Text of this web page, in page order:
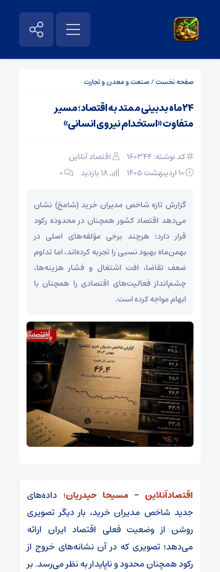
صفحه نخست/صنعت و معدن و تجارت
۲۴ماه بدبینی ممتد به اقتصاد؛ مسیر
متفاوت «استخدام نیروی انسانی»
کد نوشته: 160344
اقتصاد آنلاین
۰
گزارش تازه شاخص مدیران خرید (شامخ) نشان
می‌دهد اقتصاد کشور همچنان در محدوده رکود
قرار دارد؛ هرچند برخی مؤلفه‌های اصلی در
بهمن‌ماه بهبود نسبی را تجربه کرده‌اند، اما تداوم
ضعف تقاضا، افت اشتغال و فشار هزینه‌ها،
چشم‌انداز فعالیت‌های اقتصادی را همچنان با
ابهام مواجه کرده است.
اقتصادآنلاین – مسیحا حیدریان؛ داده‌های
جدید شاخص مدیران خرید، بار دیگر تصویری
روشن از وضعیت فعلی اقتصاد ایران ارائه
می‌دهد؛ تصویری که در آن نشانه‌های خروج از
رکود همچنان محدود و ناپایدار به نظر می‌رسد. بر